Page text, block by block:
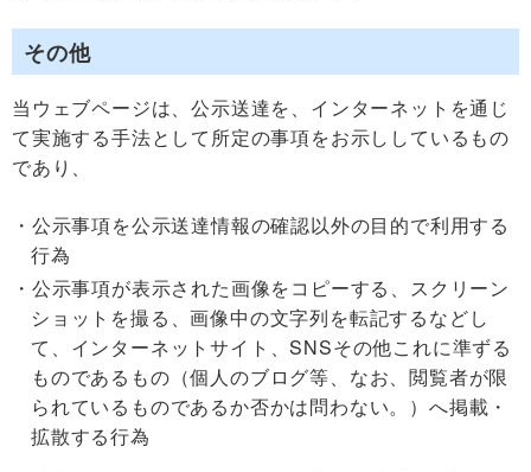
その他
当ウェブページは、公示送達を、インターネットを通じ
て実施する手法として所定の事項をお示ししているもの
であり、
公示事項を公示送達情報の確認以外の目的で利用する
行為
公示事項が表示された画像をコピーする、スクリーン
ショットを撮る、画像中の文字列を転記するなどし
て、インターネットサイト、SNSその他これに準ずる
ものであるもの（個人のブログ等、なお、閲覧者が限
られているものであるか否かは問わない。）へ掲載・
拡散する行為